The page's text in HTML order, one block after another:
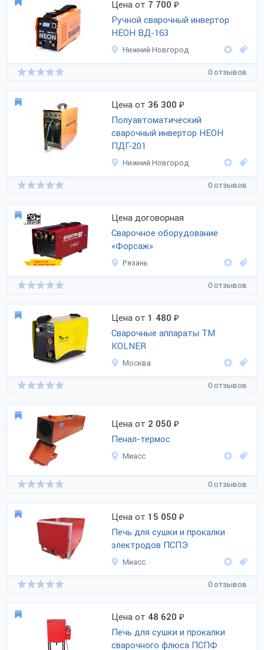
Цена от 7 700 ₽
Ручной сварочный инвертор
НЕОН ВД-163
Нижний Новгород
0 отзывов
Цена от 36 300 ₽
Полуавтоматический
сварочный инвертор НЕОН
ПДГ-201
Нижний Новгород
0 отзывов
Цена договорная
Сварочное оборудование
«Форсаж»
Рязань
0 отзывов
Цена от 1 480 ₽
Сварочные аппараты ТМ
KOLNER
Москва
0 отзывов
Цена от 2 050 ₽
Пенал-термос
Миасс
0 отзывов
Цена от 15 050 ₽
Печь для сушки и прокалки
электродов ПСПЭ
Миасс
0 отзывов
Цена от 48 620 ₽
Печь для сушки и прокалки
сварочного флюса ПСПФ